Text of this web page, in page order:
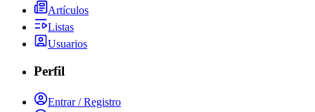
Artículos
Listas
Usuarios
Perfil
Entrar / Registro